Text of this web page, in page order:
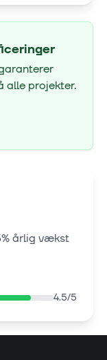
alle projekter.
årlig vækst
4.5/5